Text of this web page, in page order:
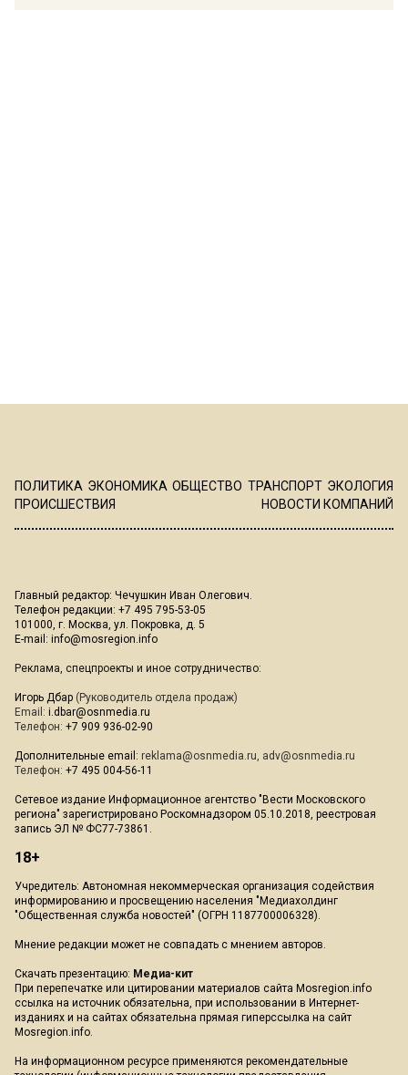
ПОЛИТИКА ЭКОНОМИКА ОБЩЕСТВО ТРАНСПОРТ ЭКОЛОГИЯ
ПРОИСШЕСТВИЯ
НОВОСТИ КОМПАНИЙ
Главный редактор: Чечушкин Иван Олегович.
Телефон редакции: +7 495 795-53-05
101000, г. Москва, ул. Покровка, д. 5
E-mail: info@mosregion.info
Реклама, спецпроекты и иное сотрудничество:
Игорь Дбар (Руководитель отдела продаж)
Email: i.dbar@osnmedia.ru
Телефон: +7 909 936-02-90
Дополнительные email: reklama@osnmedia.ru, adv@osnmedia.ru
Телефон: +7 495 004-56-11
Сетевое издание Информационное агентство "Вести Московского
региона" зарегистрировано Роскомнадзором 05.10.2018, реестровая
запись ЭЛ № ФС77-73861.
18+
Учредитель: Автономная некоммерческая организация содействия
информированию и просвещению населения "Медиахолдинг
"Общественная служба новостей" (ОГРН 1187700006328).
Мнение редакции может не совпадать с мнением авторов.
Скачать презентацию: Медиа-кит
При перепечатке или цитировании материалов сайта Mosregion.info
ссылка на источник обязательна, при использовании в Интернет-
изданиях и на сайтах обязательна прямая гиперссылка на сайт
Mosregion.info.
На информационном ресурсе применяются рекомендательные